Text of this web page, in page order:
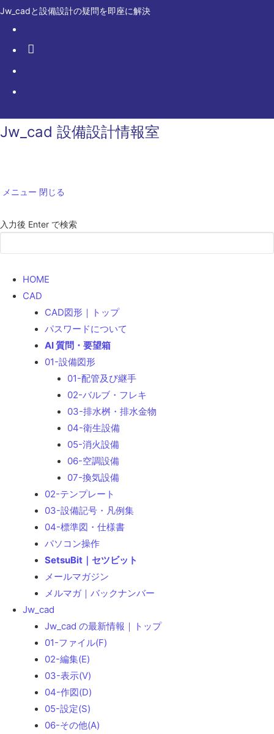
コ
ッ
Jw_cadと設備設計の疑問を即座に解決
Jw_cad 設備設計情報室
メニュー 閉じる
サ
ト
入力後 Enter で検索
HOME
CAD
CAD図形｜トップ
パスワードについて
AI 質問・要望箱
01-設備図形
01-配管及び継手
02-バルブ・フレキ
03-排水桝・排水金物
04-衛生設備
05-消火設備
06-空調設備
07-換気設備
02-テンプレート
03-設備記号・凡例集
04-標準図・仕様書
パソコン操作
SetsuBit｜セツビット
メールマガジン
メルマガ｜バックナンバー
Jw_cad
Jw_cad の最新情報｜トップ
01-ファイル(F)
02-編集(E)
03-表示(V)
04-作図(D)
05-設定(S)
06-その他(A)